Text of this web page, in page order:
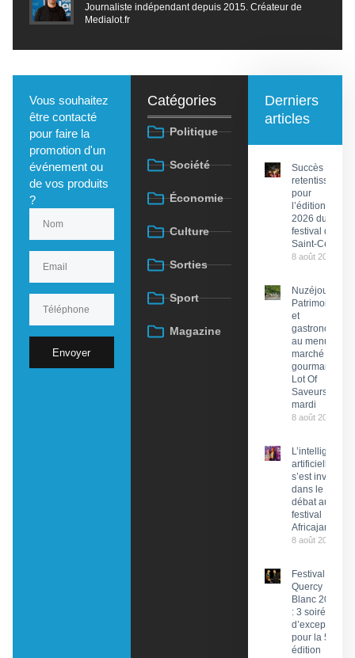
Journaliste indépendant depuis 2015. Créateur de
Medialot.fr
Vous souhaitez
être contacté
pour faire la
promotion d'un
événement ou
de vos produits
?
Envoyer
Catégories
Politique
Société
Économie
Culture
Sorties
Sport
Magazine
Derniers
articles
Succès
retentissant
pour
l’édition
2026 du
festival de
Saint-Céré
8 août 2026
Nuzéjouls :
Patrimoine
et
gastronomie
au menu du
marché
gourmand
Lot Of
Saveurs ce
mardi
8 août 2026
L’intelligence
artificielle
s’est invitée
dans le
débat au
festival
Africajarc
8 août 2026
Festival du
Quercy
Blanc 2026
: 3 soirées
d’exception
pour la 58e
édition